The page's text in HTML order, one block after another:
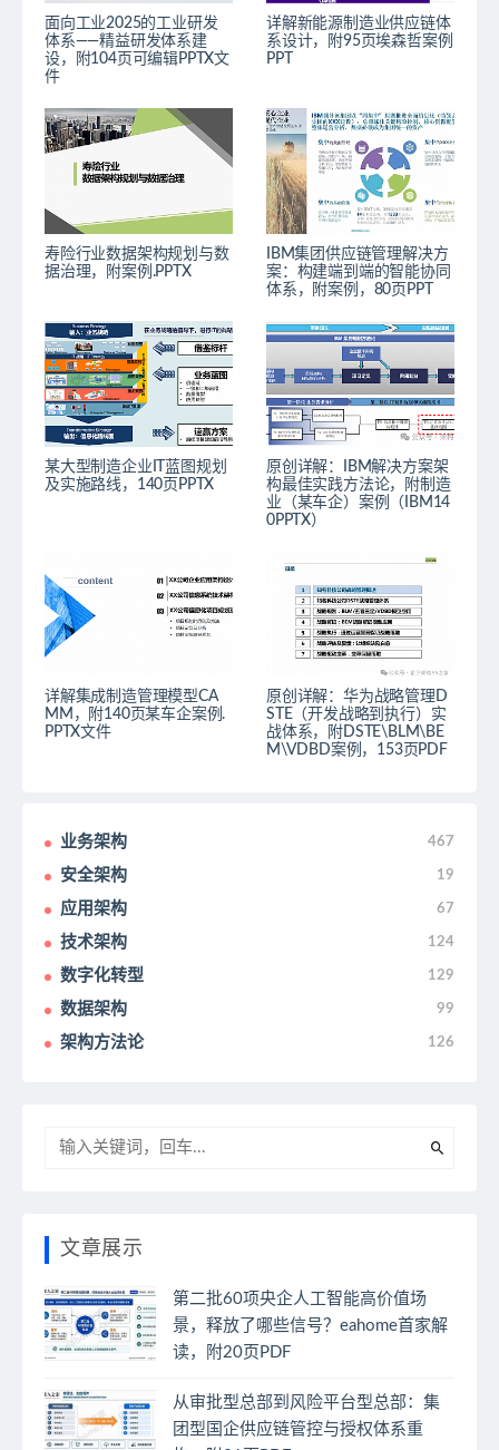
面向工业2025的工业研发
体系——精益研发体系建
设，附104页可编辑PPTX文
件
详解新能源制造业供应链体
系设计，附95页埃森哲案例
PPT
寿险行业数据架构规划与数
据治理，附案例.PPTX
IBM集团供应链管理解决方
案：构建端到端的智能协同
体系，附案例，80页PPT
某大型制造企业IT蓝图规划
及实施路线，140页PPTX
原创详解：IBM解决方案架
构最佳实践方法论，附制造
业（某车企）案例（IBM14
0PPTX）
详解集成制造管理模型CA
MM，附140页某车企案例.
PPTX文件
原创详解：华为战略管理D
STE（开发战略到执行）实
战体系，附DSTE\BLM\BE
M\VDBD案例，153页PDF
业务架构 467
安全架构 19
应用架构 67
技术架构 124
数字化转型 129
数据架构 99
架构方法论 126
文章展示
第二批60项央企人工智能高价值场
景，释放了哪些信号？eahome首家解
读，附20页PDF
从审批型总部到风险平台型总部：集
团型国企供应链管控与授权体系重